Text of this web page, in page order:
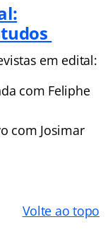
em edital:
com Feliphe
com Josimar
Volte ao topo